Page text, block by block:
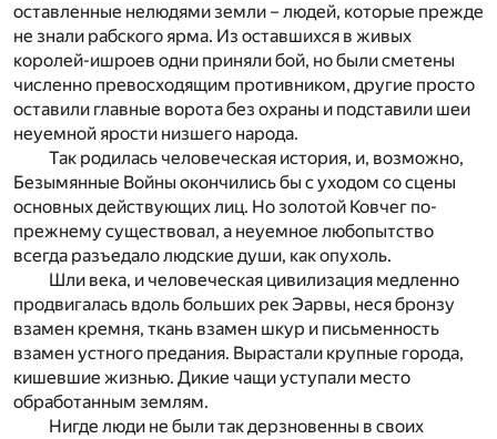
оставленные нелюдями земли – людей, которые прежде
не знали рабского ярма. Из оставшихся в живых
королей-ишроев одни приняли бой, но были сметены
численно превосходящим противником, другие просто
оставили главные ворота без охраны и подставили шеи
неуемной ярости низшего народа.
Так родилась человеческая история, и, возможно,
Безымянные Войны окончились бы с уходом со сцены
основных действующих лиц. Но золотой Ковчег по-
прежнему существовал, а неуемное любопытство
всегда разъедало людские души, как опухоль.
Шли века, и человеческая цивилизация медленно
продвигалась вдоль больших рек Эарвы, неся бронзу
взамен кремня, ткань взамен шкур и письменность
взамен устного предания. Вырастали крупные города,
кишевшие жизнью. Дикие чащи уступали место
обработанным землям.
Нигде люди не были так дерзновенны в своих